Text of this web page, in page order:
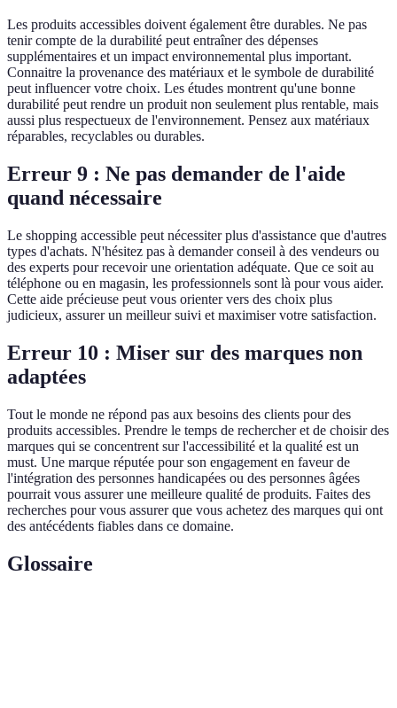
Les produits accessibles doivent également être durables. Ne pas
tenir compte de la durabilité peut entraîner des dépenses
supplémentaires et un impact environnemental plus important.
Connaitre la provenance des matériaux et le symbole de durabilité
peut influencer votre choix. Les études montrent qu'une bonne
durabilité peut rendre un produit non seulement plus rentable, mais
aussi plus respectueux de l'environnement. Pensez aux matériaux
réparables, recyclables ou durables.
Erreur 9 : Ne pas demander de l'aide
quand nécessaire
Le shopping accessible peut nécessiter plus d'assistance que d'autres
types d'achats. N'hésitez pas à demander conseil à des vendeurs ou
des experts pour recevoir une orientation adéquate. Que ce soit au
téléphone ou en magasin, les professionnels sont là pour vous aider.
Cette aide précieuse peut vous orienter vers des choix plus
judicieux, assurer un meilleur suivi et maximiser votre satisfaction.
Erreur 10 : Miser sur des marques non
adaptées
Tout le monde ne répond pas aux besoins des clients pour des
produits accessibles. Prendre le temps de rechercher et de choisir des
marques qui se concentrent sur l'accessibilité et la qualité est un
must. Une marque réputée pour son engagement en faveur de
l'intégration des personnes handicapées ou des personnes âgées
pourrait vous assurer une meilleure qualité de produits. Faites des
recherches pour vous assurer que vous achetez des marques qui ont
des antécédents fiables dans ce domaine.
Glossaire